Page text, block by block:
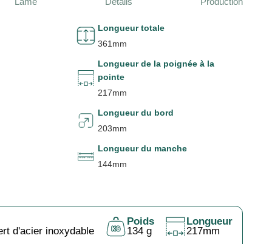
Longueur totale
361mm
Longueur de la poignée à la
pointe
217mm
Longueur du bord
203mm
Longueur du manche
144mm
d'acier inoxydable
Poids
134 g
Longueur
217mm